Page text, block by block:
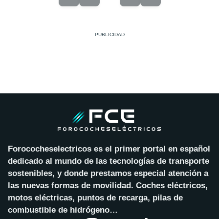
Forococheselectricos es el primer portal en español
dedicado al mundo de las tecnologías de transporte
sostenibles, y donde prestamos especial atención a
las nuevas formas de movilidad. Coches eléctricos,
motos eléctricas, puntos de recarga, pilas de
combustible de hidrógeno…